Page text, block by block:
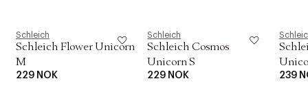
o
n
Schleich
Schleich Flower Unicorn
M
229 NOK
Schleich
Schleich Cosmos
Unicorn S
229 NOK 239